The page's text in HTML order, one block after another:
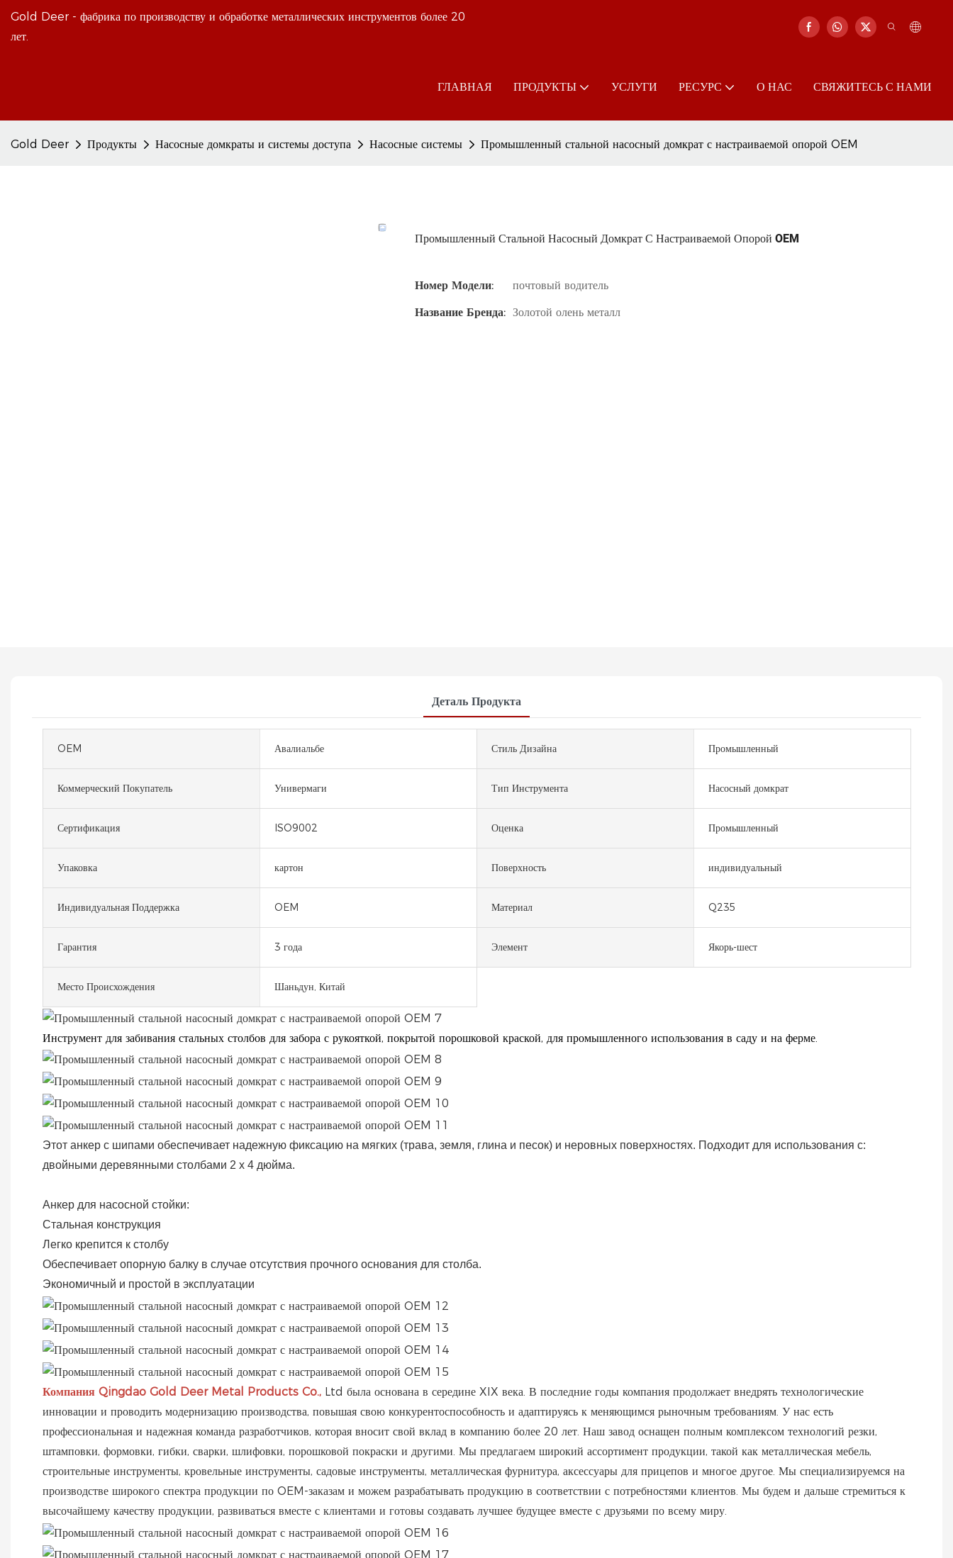
Gold Deer - фабрика по производству и обработке металлических инструментов более 20
лет.
ГЛАВНАЯ ПРОДУКТЫ УСЛУГИ РЕСУРС О НАС СВЯЖИТЕСЬ С НАМИ
Gold Deer Продукты Насосные домкраты и системы доступа Насосные системы Промышленный стальной насосный домкрат с настраиваемой опорой OEM
Промышленный Стальной Насосный Домкрат С Настраиваемой Опорой OEM
Номер Модели:
почтовый водитель
Название Бренда: Золотой олень металл
Деталь Продукта
OEM Авалиальбе Стиль Дизайна Промышленный
Коммерческий Покупатель Универмаги Тип Инструмента Насосный домкрат
Сертификация ISO9002 Оценка Промышленный
Упаковка картон Поверхность индивидуальный
Индивидуальная Поддержка OEM Материал Q235
Гарантия 3 года Элемент Якорь-шест
Место Происхождения Шаньдун, Китай
Инструмент для забивания стальных столбов для забора с рукояткой, покрытой порошковой краской, для промышленного использования в саду и на ферме.
Этот анкер с шипами обеспечивает надежную фиксацию на мягких (трава, земля, глина и песок) и неровных поверхностях. Подходит для использования с:
двойными деревянными столбами 2 x 4 дюйма.
Анкер для насосной стойки:
Стальная конструкция
Легко крепится к столбу
Обеспечивает опорную балку в случае отсутствия прочного основания для столба.
Экономичный и простой в эксплуатации
Компания Qingdao Gold Deer Metal Products Co., Ltd была основана в середине XIX века. В последние годы компания продолжает внедрять технологические
инновации и проводить модернизацию производства, повышая свою конкурентоспособность и адаптируясь к меняющимся рыночным требованиям. У нас есть
профессиональная и надежная команда разработчиков, которая вносит свой вклад в компанию более 20 лет. Наш завод оснащен полным комплексом технологий резки,
штамповки, формовки, гибки, сварки, шлифовки, порошковой покраски и другими. Мы предлагаем широкий ассортимент продукции, такой как металлическая мебель,
строительные инструменты, кровельные инструменты, садовые инструменты, металлическая фурнитура, аксессуары для прицепов и многое другое. Мы специализируемся на
производстве широкого спектра продукции по OEM-заказам и можем разрабатывать продукцию в соответствии с потребностями клиентов. Мы будем и дальше стремиться к
высочайшему качеству продукции, развиваться вместе с клиентами и готовы создавать лучшее будущее вместе с друзьями по всему миру.